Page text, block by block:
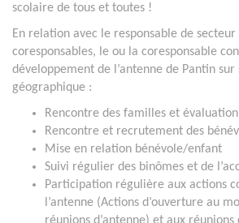
scolaire de tous et toutes !
En relation avec le responsable de
coresponsables, le ou la coresponsable
développement de l’antenne de Pantin sur
géographique :
Rencontre des familles et
Rencontre et recrutement des
Mise en relation bénévole/enfant
Suivi régulier des binômes et de
Participation régulière aux actions
l’antenne (Actions d’ouverture au
réunions d’antenne) et aux réunions